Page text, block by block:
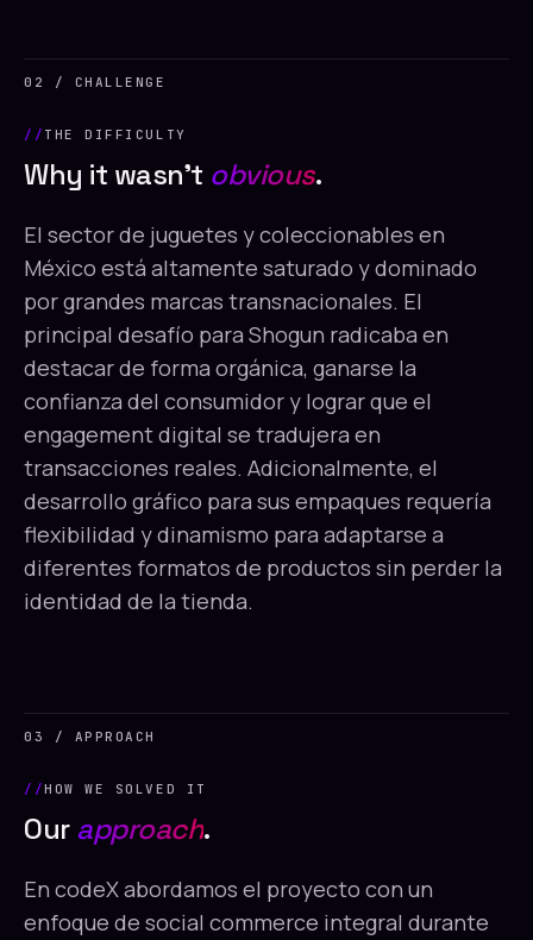
02 / CHALLENGE
THE DIFFICULTY
Why it wasn't obvious.
El sector de juguetes y coleccionables en
México está altamente saturado y dominado
por grandes marcas transnacionales. El
principal desafío para Shogun radicaba en
destacar de forma orgánica, ganarse la
confianza del consumidor y lograr que el
engagement digital se tradujera en
transacciones reales. Adicionalmente, el
desarrollo gráfico para sus empaques requería
flexibilidad y dinamismo para adaptarse a
diferentes formatos de productos sin perder la
identidad de la tienda.
03 / APPROACH
HOW WE SOLVED IT
Ourapproach.
En codeX abordamos el proyecto con un
enfoque de social commerce integral durante